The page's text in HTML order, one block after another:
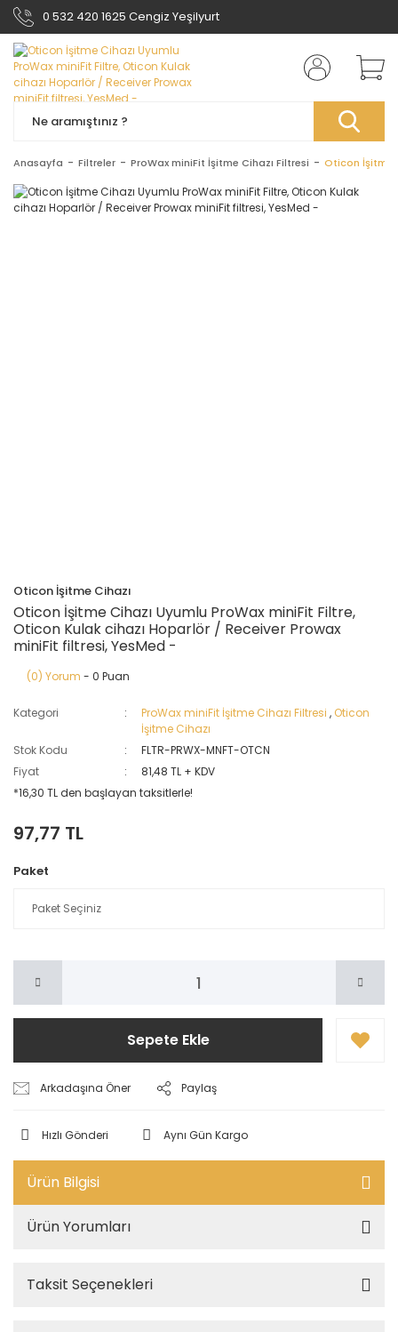
0 532 420 1625 Cengiz Yeşilyurt
Anasayfa Filtreler ProWax miniFit İşitme Cihazı Filtresi Oticon İşitme
Oticon İşitme Cihazı
Oticon İşitme Cihazı Uyumlu ProWax miniFit Filtre,
Oticon Kulak cihazı Hoparlör / Receiver Prowax
miniFit filtresi, YesMed -
(0) Yorum - 0 Puan
Kategori ProWax miniFit İşitme Cihazı Filtresi , Oticon
İşitme Cihazı
Stok Kodu
FLTR-PRWX-MNFT-OTCN
Fiyat
81,48 TL + KDV
*16,30 TL den başlayan taksitlerle!
97,77 TL
Paket
Sepete Ekle
Arkadaşına Öner Paylaş
Hızlı Gönderi Aynı Gün Kargo
Ürün Bilgisi
Ürün Yorumları
Taksit Seçenekleri